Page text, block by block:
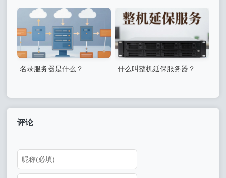
名录服务器是什么？ 什么叫整机延保服务器？
评论